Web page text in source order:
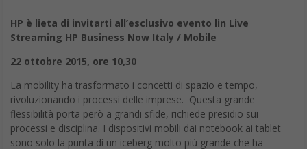
HP è lieta di invitarti all’esclusivo evento lin Live
Streaming HP Business Now Italy / Mobile
22 ottobre 2015, ore 10,30
La mobility ha trasformato i concetti di spazio e tempo,
rivoluzionando i processi delle imprese. Questa grande
flessibilità porta però a grandi sfide, richiede presidio sui
processi e disciplina. I dispositivi mobili dai notebook ai tablet
sono solo la punta di un iceberg molto più grande che ha